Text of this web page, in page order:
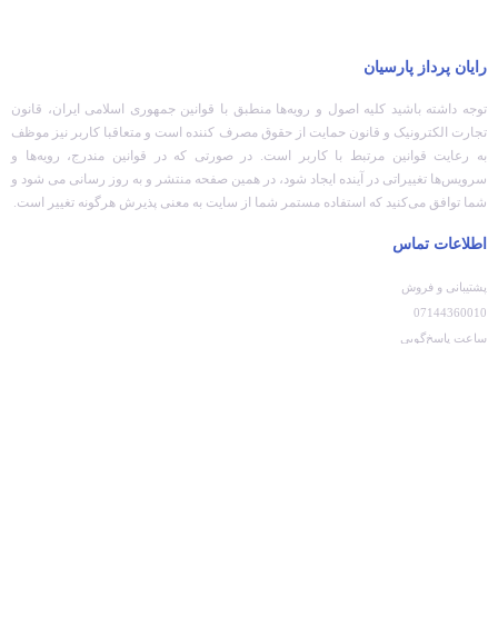
رایان پرداز پارسیان
توجه داشته باشید کلیه اصول و رویه‏‌ها منطبق با قوانین جمهوری اسلامی ایران، قانون
تجارت الکترونیک و قانون حمایت از حقوق مصرف کننده است و متعاقبا کاربر نیز موظف
به رعایت قوانین مرتبط با کاربر است. در صورتی که در قوانین مندرج، رویه‏‌ها و
سرویس‏‌ها تغییراتی در آینده ایجاد شود، در همین صفحه منتشر و به روز رسانی می شود و
شما توافق می‏‌کنید که استفاده مستمر شما از سایت به معنی پذیرش هرگونه تغییر است.
اطلاعات تماس
پشتیبانی و فروش
07144360010
ساعت پاسخ‌گویی